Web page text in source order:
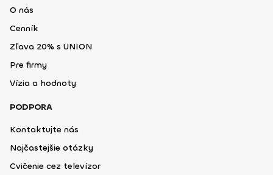
O nás
Cenník
Zľava 20% s UNION
Pre firmy
Vízia a hodnoty
PODPORA
Kontaktujte nás
Najčastejšie otázky
Cvičenie cez televízor